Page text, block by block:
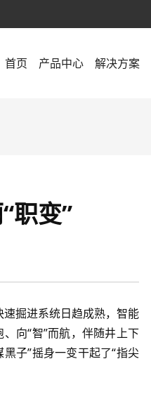
首页 产品中心 解决方案
职变”
掘进系统日趋成熟，智能
向“智”而航，伴随井上下
子”摇身一变干起了“指尖